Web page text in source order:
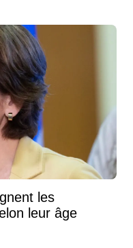
les
leur âge